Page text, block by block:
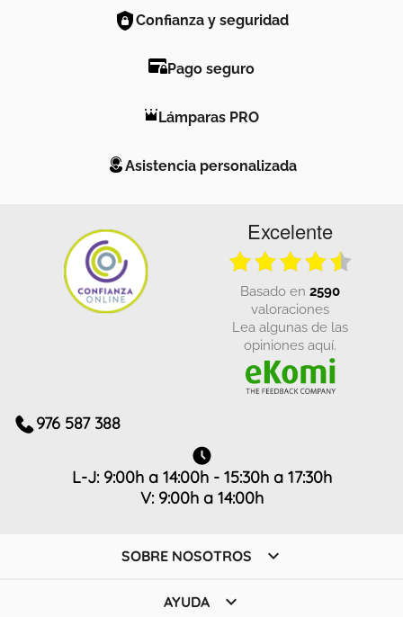
Confianza y seguridad
Pago seguro
Lámparas PRO
Asistencia personalizada
Excelente
basado en 2590
valoraciones
Lea algunas de las
opiniones aquí.
976 587 388
L-J: 9:00h a 14:00h - 15:30h a 17:30h
V: 9:00h a 14:00h
SOBRE NOSOTROS 
AYUDA 